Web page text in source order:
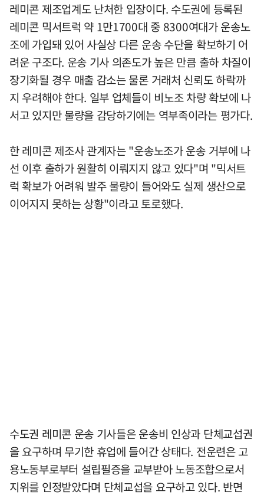
레미콘 제조업계도 난처한 입장이다. 수도권에 등록된
레미콘 믹서트럭 약 1만1700대 중 8300여대가 운송노
조에 가입돼 있어 사실상 다른 운송 수단을 확보하기 어
려운 구조다. 운송 기사 의존도가 높은 만큼 출하 차질이
장기화될 경우 매출 감소는 물론 거래처 신뢰도 하락까
지 우려해야 한다. 일부 업체들이 비노조 차량 확보에 나
서고 있지만 물량을 감당하기에는 역부족이라는 평가다.
한 레미콘 제조사 관계자는 "운송노조가 운송 거부에 나
선 이후 출하가 원활히 이뤄지지 않고 있다"며 "믹서트
럭 확보가 어려워 발주 물량이 들어와도 실제 생산으로
이어지지 못하는 상황"이라고 토로했다.
수도권 레미콘 운송 기사들은 운송비 인상과 단체교섭권
을 요구하며 무기한 휴업에 들어간 상태다. 전운련은 고
용노동부로부터 설립필증을 교부받아 노동조합으로서
지위를 인정받았다며 단체교섭을 요구하고 있다. 반면